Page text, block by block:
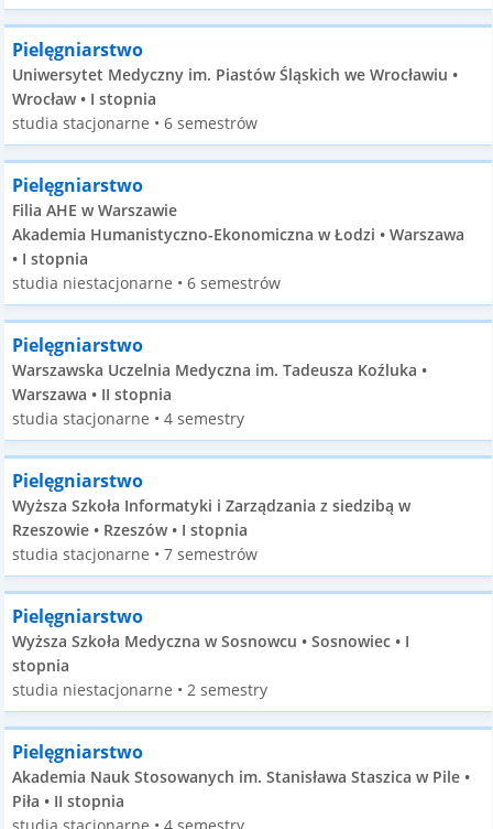
Pielęgniarstwo
Uniwersytet Medyczny im. Piastów Śląskich we Wrocławiu •
Wrocław • I stopnia
studia stacjonarne • 6 semestrów
Pielęgniarstwo
Filia AHE w Warszawie
Akademia Humanistyczno-Ekonomiczna w Łodzi • Warszawa
• I stopnia
studia niestacjonarne • 6 semestrów
Pielęgniarstwo
Warszawska Uczelnia Medyczna im. Tadeusza Koźluka •
Warszawa • II stopnia
studia stacjonarne • 4 semestry
Pielęgniarstwo
Wyższa Szkoła Informatyki i Zarządzania z siedzibą w
Rzeszowie • Rzeszów • I stopnia
studia stacjonarne • 7 semestrów
Pielęgniarstwo
Wyższa Szkoła Medyczna w Sosnowcu • Sosnowiec • I
stopnia
studia niestacjonarne • 2 semestry
Pielęgniarstwo
Akademia Nauk Stosowanych im. Stanisława Staszica w Pile •
Piła • II stopnia